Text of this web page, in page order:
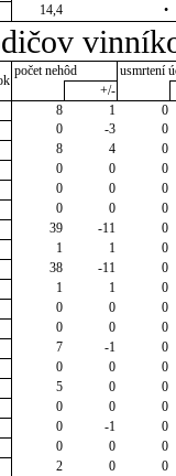
14,4 •
počet nehôd
usmrtení
+/-
8 1
0
0 -3
0
8 4
0
0 0
0
0 0
0
0 0
0
39 -11
0
1 1
0
38 -11
0
1 1
0
0 0
0
0 0
0
7 -1
0
0 0
0
5 0
0
0 0
0
0 -1
0
0 0
0
2 0
0